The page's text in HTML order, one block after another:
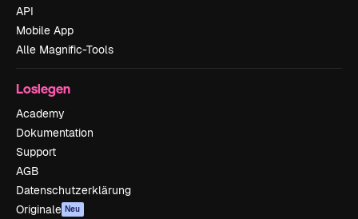
API
Mobile App
Alle Magnific-Tools
Loslegen
Academy
Dokumentation
Support
AGB
Datenschutzerklärung
Originale Neu